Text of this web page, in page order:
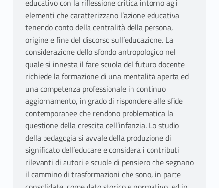
educativo con la riflessione critica intorno agli
elementi che caratterizzano l’azione educativa
tenendo conto della centralità della persona,
origine e fine del discorso sull’educazione. La
considerazione dello sfondo antropologico nel
quale si innesta il fare scuola del futuro docente
richiede la formazione di una mentalità aperta ed
una competenza professionale in continuo
aggiornamento, in grado di rispondere alle sfide
contemporanee che rendono problematica la
questione della crescita dell’infanzia. Lo studio
della pedagogia si avvale della produzione di
significato dell’educare e considera i contributi
rilevanti di autori e scuole di pensiero che segnano
il cammino di trasformazioni che sono, in parte